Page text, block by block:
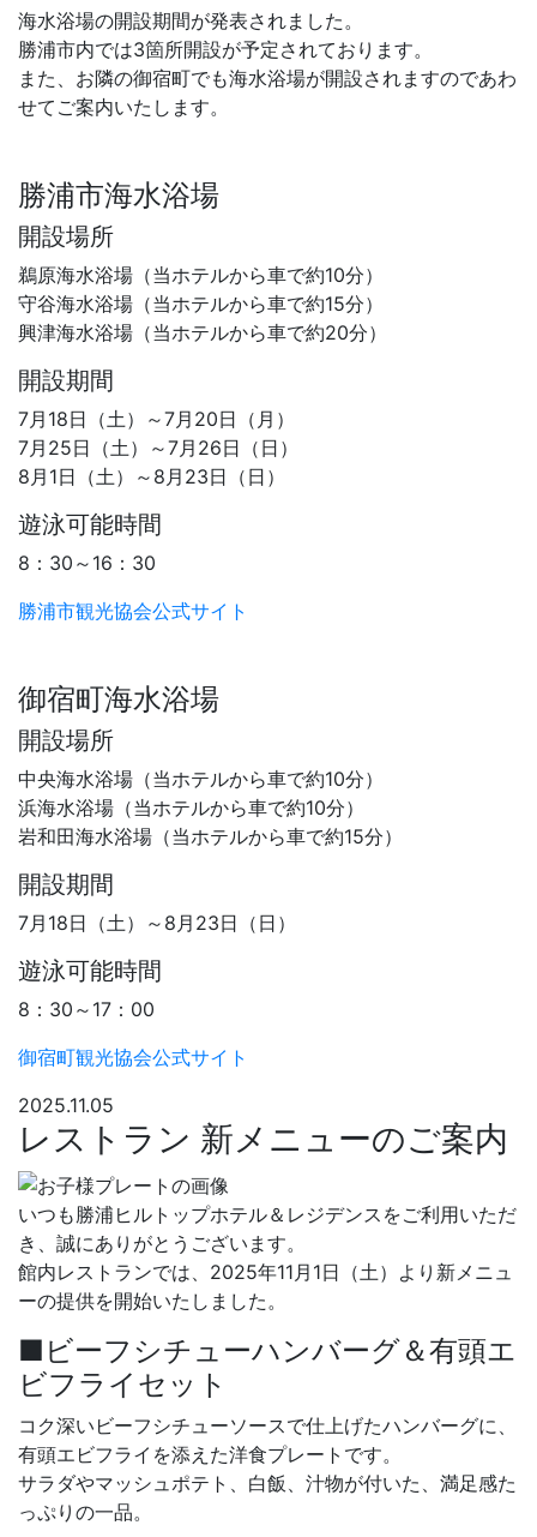
海水浴場の開設期間が発表されました。
勝浦市内では3箇所開設が予定されております。
また、お隣の御宿町でも海水浴場が開設されますのであわ
せてご案内いたします。
勝浦市海水浴場
開設場所
鵜原海水浴場（当ホテルから車で約10分）
守谷海水浴場（当ホテルから車で約15分）
興津海水浴場（当ホテルから車で約20分）
開設期間
7月18日（土）～7月20日（月）
7月25日（土）～7月26日（日）
8月1日（土）～8月23日（日）
遊泳可能時間
8：30～16：30
勝浦市観光協会公式サイト
御宿町海水浴場
開設場所
中央海水浴場（当ホテルから車で約10分）
浜海水浴場（当ホテルから車で約10分）
岩和田海水浴場（当ホテルから車で約15分）
開設期間
7月18日（土）～8月23日（日）
遊泳可能時間
8：30～17：00
御宿町観光協会公式サイト
2025.11.05
レストラン 新メニューのご案内
いつも勝浦ヒルトップホテル＆レジデンスをご利用いただ
き、誠にありがとうございます。
館内レストランでは、2025年11月1日（土）より新メニュ
ーの提供を開始いたしました。
■ビーフシチューハンバーグ＆有頭エ
ビフライセット
コク深いビーフシチューソースで仕上げたハンバーグに、
有頭エビフライを添えた洋食プレートです。
サラダやマッシュポテト、白飯、汁物が付いた、満足感た
っぷりの一品。